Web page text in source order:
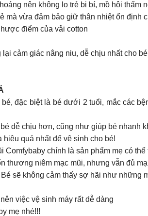
nên không lo trẻ bị bí, mồ hôi thấm
mà vừa đảm bảo giữ thân nhiệt ổn định
điểm của vải cotton
cảm giác nâng niu, dễ chịu nhất cho
đặc biệt là bé dưới 2 tuổi, mắc các
dễ chịu hơn, cũng như giúp bé nhanh
quả nhất để vệ sinh cho bé!
chính là sản phẩm mẹ có thể
thương niêm mạc mũi, nhưng vẫn đủ
sẽ không cảm thấy sợ hãi như những
việc vệ sinh máy rất dễ dàng
mẹ nhé!!!